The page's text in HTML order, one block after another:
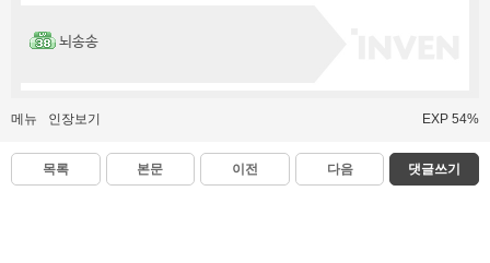
뇌송송
메뉴 인장보기 EXP 54%
목록 본문 이전 다음 댓글쓰기